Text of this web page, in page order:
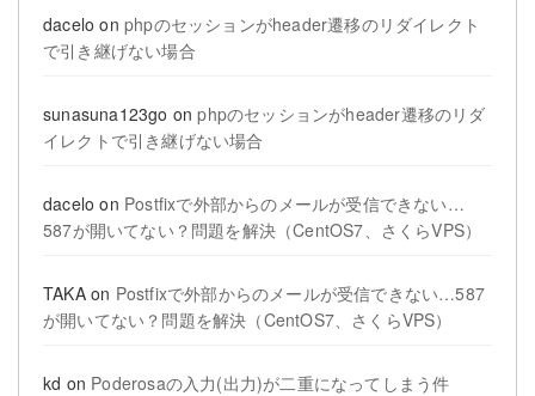
dacelo onphpのセッションがheader遷移のリダイレクト
で引き継げない場合
sunasuna123go onphpのセッションがheader遷移のリダ
イレクトで引き継げない場合
dacelo on Postfixで外部からのメールが受信できない…
587が開いてない？問題を解決（CentOS7、さくらVPS）
TAKAon Postfixで外部からのメールが受信できない…587
が開いてない？問題を解決（CentOS7、さくらVPS）
kd on Poderosaの入力(出力)が二重になってしまう件